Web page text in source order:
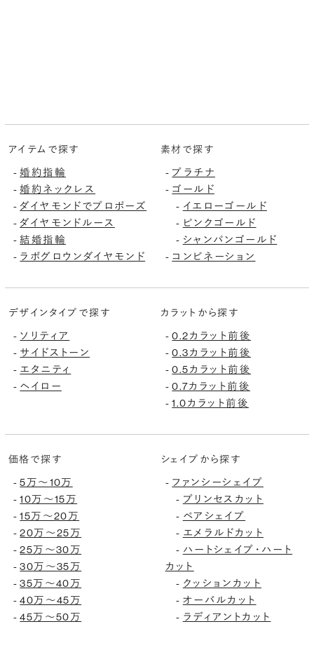
アイテムで探す
-婚約指輪
-婚約ネックレス
-ダイヤモンドでプロポーズ
-ダイヤモンドルース
-結婚指輪
- ラボグロウンダイヤモンド
素材で探す
- プラチナ
- ゴールド
- イエローゴールド
- ピンクゴールド
- シャンパンゴールド
- コンビネーション
デザインタイプで探す
- ソリティア
- サイドストーン
- エタニティ
- ヘイロー
カラットから探す
-0.2カラット前後
-0.3カラット前後
-0.5カラット前後
-0.7カラット前後
-1.0カラット前後
価格で探す
-5万〜10万
-10万〜15万
-15万〜20万
-20万〜25万
-25万〜30万
-30万〜35万
-35万〜40万
-40万〜45万
-45万〜50万
シェイプから探す
- ファンシーシェイプ
- プリンセスカット
- ペアシェイプ
- エメラルドカット
- ハートシェイプ・ハート
カット
- クッションカット
- オーバルカット
- ラディアントカット